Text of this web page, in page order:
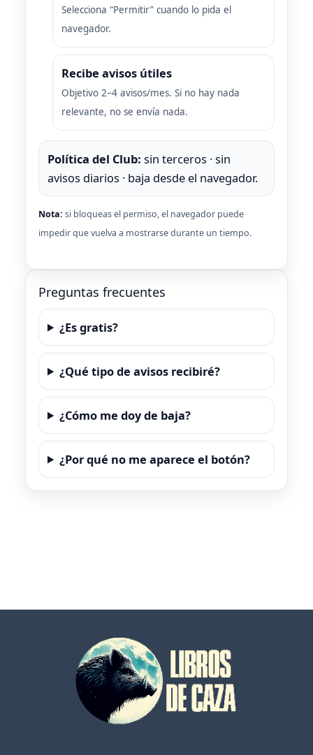
Selecciona “Permitir” cuando lo pida el
navegador.
Recibe avisos útiles
Objetivo 2–4 avisos/mes. Si no hay nada
relevante, no se envía nada.
Política del Club: sin terceros · sin
avisos diarios · baja desde el navegador.
Nota: si bloqueas el permiso, el navegador puede
impedir que vuelva a mostrarse durante un tiempo.
Preguntas frecuentes
¿Es gratis?
¿Qué tipo de avisos recibiré?
¿Cómo me doy de baja?
¿Por qué no me aparece el botón?